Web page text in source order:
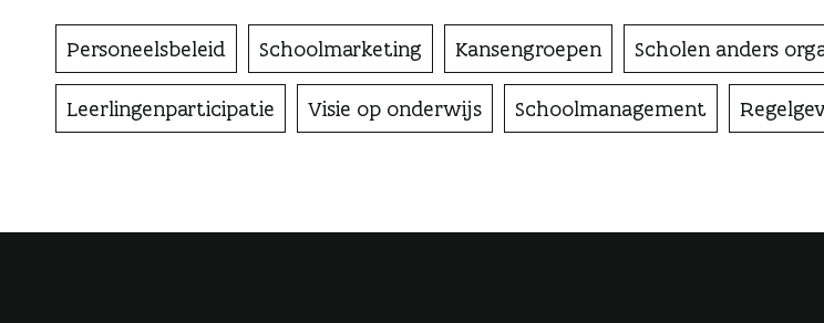
Personeelsbeleid Schoolmarketing Kansengroepen Scholen anders
Leerlingenparticipatie Visie op onderwijs Schoolmanagement